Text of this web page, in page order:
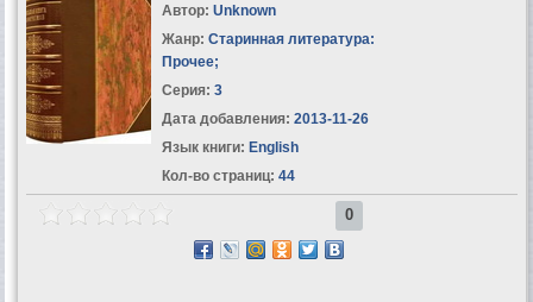
Автор: Unknown
Жанр: Старинная литература:
Прочее;
Серия: 3
Дата добавления: 2013-11-26
Язык книги: English
Кол-во страниц: 44
0